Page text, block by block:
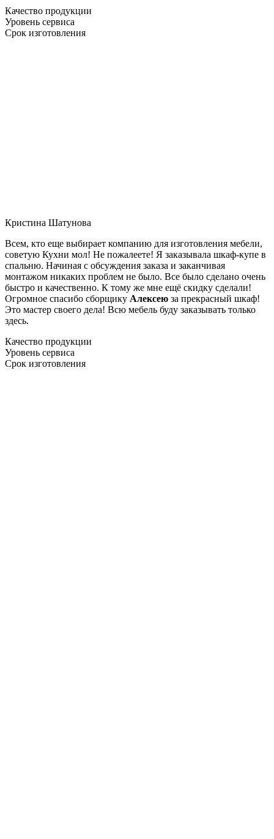
Качество продукции
Уровень сервиса
Срок изготовления
Кристина Шатунова
Всем, кто еще выбирает компанию для изготовления мебели,
советую Кухни мол! Не пожалеете! Я заказывала шкаф-купе в
спальню. Начиная с обсуждения заказа и заканчивая
монтажом никаких проблем не было. Все было сделано очень
быстро и качественно. К тому же мне ещё скидку сделали!
Огромное спасибо сборщику Алексею за прекрасный шкаф!
Это мастер своего дела! Всю мебель буду заказывать только
здесь.
Качество продукции
Уровень сервиса
Срок изготовления